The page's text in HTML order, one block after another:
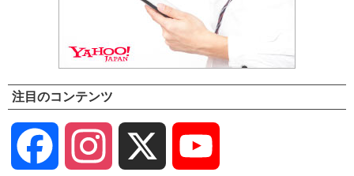
注目のコンテンツ
Facebook Instagram